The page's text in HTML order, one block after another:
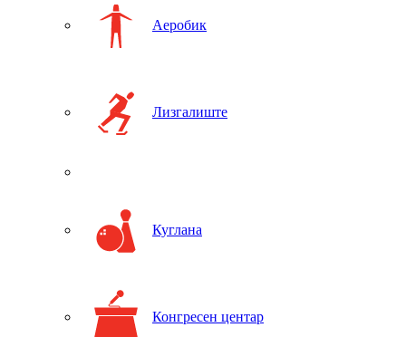
Аеробик
Лизгалиште
Куглана
Конгресен центар